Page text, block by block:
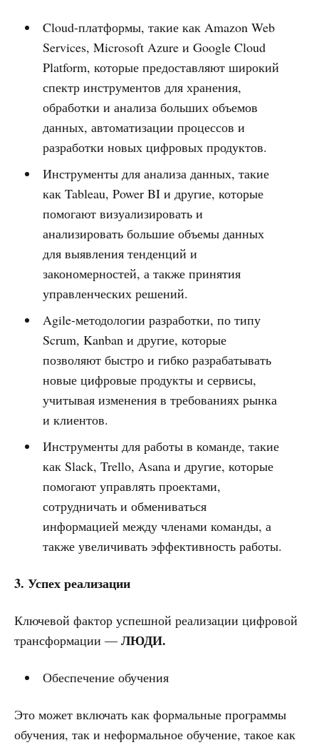
Cloud-платформы, такие как Amazon Web
Services, Microsoft Azure и Google Cloud
Platform, которые предоставляют широкий
спектр инструментов для хранения,
обработки и анализа больших объемов
данных, автоматизации процессов и
разработки новых цифровых продуктов.
Инструменты для анализа данных, такие
как Tableau, Power BI и другие, которые
помогают визуализировать и
анализировать большие объемы данных
для выявления тенденций и
закономерностей, а также принятия
управленческих решений.
Agile-методологии разработки, по типу
Scrum, Kanban и другие, которые
позволяют быстро и гибко разрабатывать
новые цифровые продукты и сервисы,
учитывая изменения в требованиях рынка
и клиентов.
Инструменты для работы в команде, такие
как Slack, Trello, Asana и другие, которые
помогают управлять проектами,
сотрудничать и обмениваться
информацией между членами команды, а
также увеличивать эффективность работы.
3. Успех реализации
Ключевой фактор успешной реализации цифровой
трансформации — ЛЮДИ.
Обеспечение обучения
Это может включать как формальные программы
обучения, так и неформальное обучение, такое как